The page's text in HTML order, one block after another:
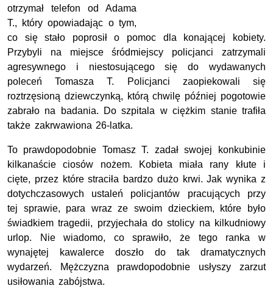
otrzymał telefon od Adama
T., który opowiadając o tym,
co się stało poprosił o pomoc dla konającej kobiety.
Przybyli na miejsce śródmiejscy policjanci zatrzymali
agresywnego i niestosującego się do wydawanych
poleceń Tomasza T. Policjanci zaopiekowali się
roztrzęsioną dziewczynką, którą chwilę później pogotowie
zabrało na badania. Do szpitala w ciężkim stanie trafiła
także zakrwawiona 26-latka.
To prawdopodobnie Tomasz T. zadał swojej konkubinie
kilkanaście ciosów nożem. Kobieta miała rany kłute i
cięte, przez które straciła bardzo dużo krwi. Jak wynika z
dotychczasowych ustaleń policjantów pracujących przy
tej sprawie, para wraz ze swoim dzieckiem, które było
świadkiem tragedii, przyjechała do stolicy na kilkudniowy
urlop. Nie wiadomo, co sprawiło, że tego ranka w
wynajętej kawalerce doszło do tak dramatycznych
wydarzeń. Mężczyzna prawdopodobnie usłyszy zarzut
usiłowania zabójstwa.